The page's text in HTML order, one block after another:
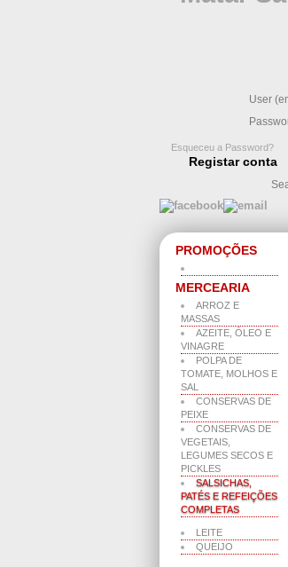
Esqueceu a Password?
Registar conta
PROMOÇÕES
MERCEARIA
ARROZ E
MASSAS
AZEITE, ÓLEO E
VINAGRE
POLPA DE
TOMATE, MOLHOS E
SAL
CONSERVAS DE
PEIXE
CONSERVAS DE
VEGETAIS,
LEGUMES SECOS E
PICKLES
SALSICHAS,
PATÉS E REFEIÇÕES
COMPLETAS
LEITE
QUEIJO